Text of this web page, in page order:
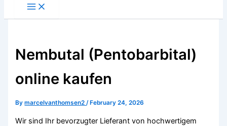
Nembutal (Pentobarbital)
online kaufen
Bymarcelvanthomsen2/ February 24, 2026
Wir sind Ihr bevorzugter Lieferant von hochwertigem